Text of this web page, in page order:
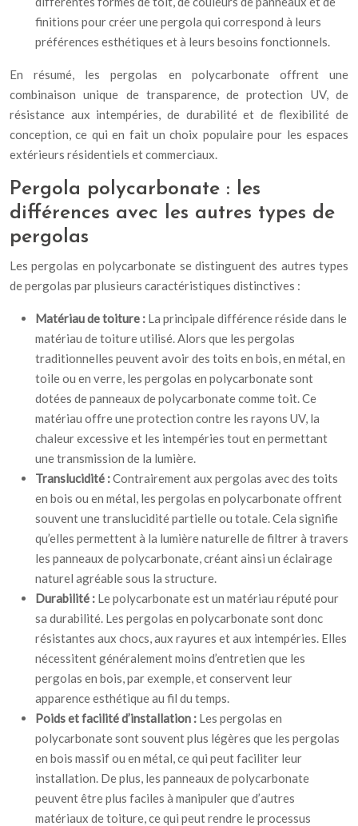
finitions pour créer une pergola qui correspond à leurs
préférences esthétiques et à leurs besoins fonctionnels.
En résumé, les pergolas en polycarbonate offrent une
combinaison unique de transparence, de protection UV, de
résistance aux intempéries, de durabilité et de flexibilité de
conception, ce qui en fait un choix populaire pour les espaces
extérieurs résidentiels et commerciaux.
Pergola polycarbonate : les
différences avec les autres types de
pergolas
Les pergolas en polycarbonate se distinguent des autres types
de pergolas par plusieurs caractéristiques distinctives :
Matériau de toiture : La principale différence réside dans le
matériau de toiture utilisé. Alors que les pergolas
traditionnelles peuvent avoir des toits en bois, en métal, en
toile ou en verre, les pergolas en polycarbonate sont
dotées de panneaux de polycarbonate comme toit. Ce
matériau offre une protection contre les rayons UV, la
chaleur excessive et les intempéries tout en permettant
une transmission de la lumière.
Translucidité :Contrairement aux pergolas avec des toits
en bois ou en métal, les pergolas en polycarbonate offrent
souvent une translucidité partielle ou totale. Cela signifie
qu’elles permettent à la lumière naturelle de filtrer à travers
les panneaux de polycarbonate, créant ainsi un éclairage
naturel agréable sous la structure.
Durabilité : Le polycarbonate est un matériau réputé pour
sa durabilité. Les pergolas en polycarbonate sont donc
résistantes aux chocs, aux rayures et aux intempéries. Elles
nécessitent généralement moins d’entretien que les
pergolas en bois, par exemple, et conservent leur
apparence esthétique au fil du temps.
Poids et facilité d’installation : Les pergolas en
polycarbonate sont souvent plus légères que les pergolas
en bois massif ou en métal, ce qui peut faciliter leur
installation. De plus, les panneaux de polycarbonate
peuvent être plus faciles à manipuler que d’autres
matériaux de toiture, ce qui peut rendre le processus